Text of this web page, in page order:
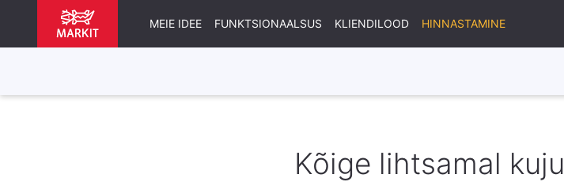
MEIE IDEE FUNKTSIONAALSUS KLIENDILOOD HINNASTAMINE
Kõige lihtsamal